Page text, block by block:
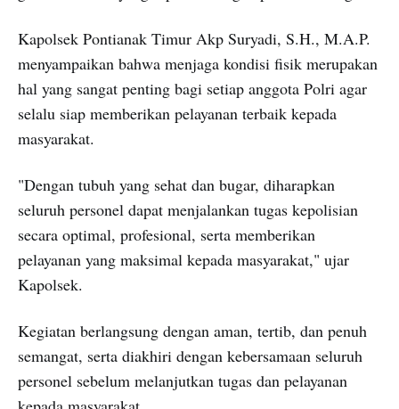
Kapolsek Pontianak Timur Akp Suryadi, S.H., M.A.P.
menyampaikan bahwa menjaga kondisi fisik merupakan
hal yang sangat penting bagi setiap anggota Polri agar
selalu siap memberikan pelayanan terbaik kepada
masyarakat.
"Dengan tubuh yang sehat dan bugar, diharapkan
seluruh personel dapat menjalankan tugas kepolisian
secara optimal, profesional, serta memberikan
pelayanan yang maksimal kepada masyarakat," ujar
Kapolsek.
Kegiatan berlangsung dengan aman, tertib, dan penuh
semangat, serta diakhiri dengan kebersamaan seluruh
personel sebelum melanjutkan tugas dan pelayanan